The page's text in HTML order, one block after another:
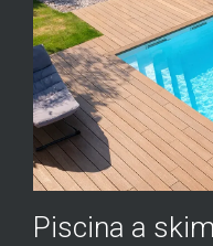
Piscina a